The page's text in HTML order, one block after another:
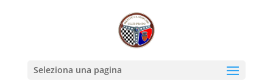
Seleziona una pagina